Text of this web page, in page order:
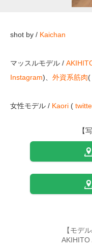
shot by / Kaichan
マッスルモデル /
Instagram)、 外資系筋肉(
女性モデル / Kaori (
【
【モデ
AKIHITO